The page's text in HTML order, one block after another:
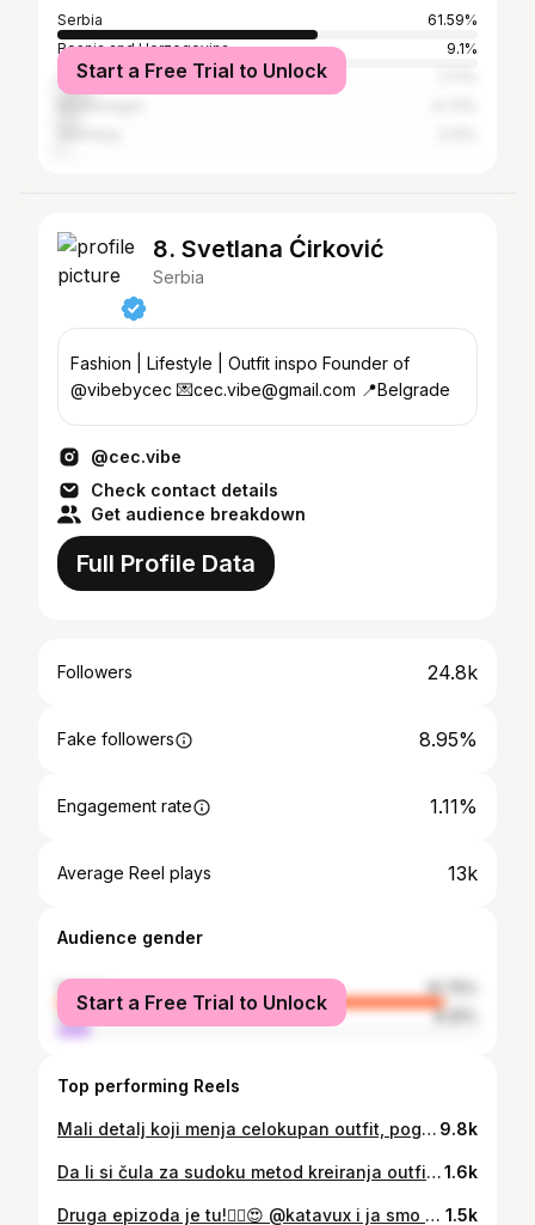
Serbia
61.59%
Bosnia and Herzegovina
9.1%
Croatia
Start a Free Trial to Unlock
8. Svetlana Ćirković
Serbia
Fashion | Lifestyle | Outfit inspo Founder of
@vibebycec 💌cec.vibe@gmail.com 📍Belgrade
@cec.vibe
Check contact details
Get audience breakdown
Full Profile Data
Followers 24.8k
Fake followers 8.95%
Engagement rate 1.11%
Average Reel plays 13k
Audience gender
female
91.75%
male
8.25%
Start a Free Trial to Unlock
Top performing Reels
Mali detalj koji menja celokupan outfit, pogotovo ako ne izlazite iz crne boje, a želite!😍 9.8k
Da li si čula za sudoku metod kreiranja outfita? Jednostavno, brzo, praktično i bez previšeg kalkulisanja šta obući danas! Idealan način kreiranja outfita i za putovanje! Obavezno sačuvaj video i podeli ga sa drugaricom!😍1.6k
Druga epizoda je tu!✌🏼😍 @katavux i ja smo osmislile serijal gde jedna drugoj dajemo svoje komade kako bi ih stilizovale na neki svoj način. Ne odgovara svaki komad svakom tipu građe i ova haljina je baš primer za to. Kako vam se dopada stilizacija? 1.5k